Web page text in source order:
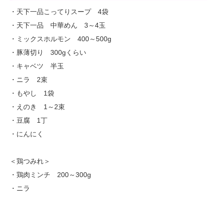
・天下一品こってりスープ 4袋
・天下一品 中華めん 3～4玉
・ミックスホルモン 400～500g
・豚薄切り 300gくらい
・キャベツ 半玉
・ニラ 2束
・もやし 1袋
・えのき 1～2束
・豆腐 1丁
・にんにく
＜鶏つみれ＞
・鶏肉ミンチ 200～300g
・ニラ